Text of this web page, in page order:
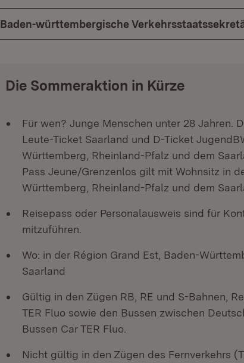
Baden-württembergische
Die Sommeraktion in Kürze
Für wen? Junge Menschen unter 28 Jahren.
Leute-Ticket Saarland und D-Ticket
Württemberg, Rheinland-Pfalz und dem
Pass Jeune/Grenzenlos gilt mit Wohnsitz in
Württemberg, Rheinland-Pfalz und dem
Reisepass oder Personalausweis sind für
mitzuführen.
Wo: in der Région Grand Est, Baden-
Saarland
Gültig in den Zügen RB, RE und S-Bahnen,
TER Fluo sowie den Bussen zwischen
Bussen Car TER Fluo.
Nicht gültig in den Zügen des Fernverkehrs